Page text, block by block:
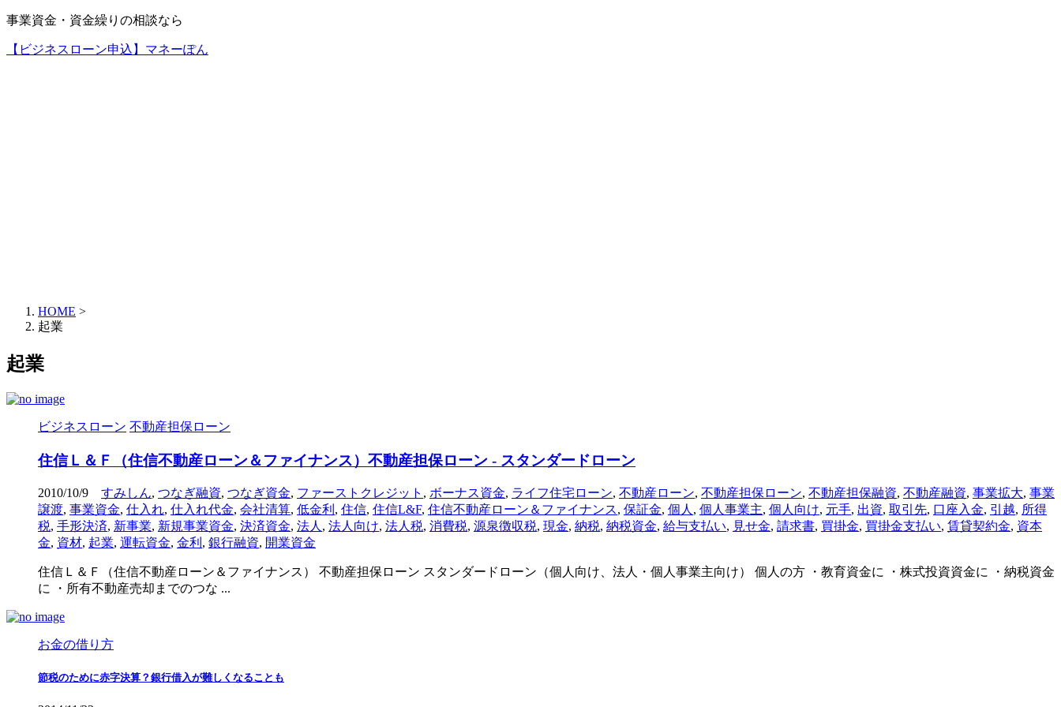
事業資金・資金繰りの相談なら
【ビジネスローン申込】マネーぽん
HOME >
起業
起業
ビジネスローン 不動産担保ローン
住信Ｌ＆Ｆ（住信不動産ローン＆ファイナンス）不動産担保ローン - スタンダードローン
2010/10/9 すみしん, つなぎ融資, つなぎ資金, ファーストクレジット , ボーナス資金, ライフ住宅ローン, 不動産ローン, 不動産担保ローン, 不動産担保融資, 不動産融資, 事業拡大, 事業
譲渡, 事業資金, 仕入れ, 仕入れ代金, 会社清算, 低金利 , 住信, 住信L&F, 住信不動産ローン＆ファイナンス, 保証金, 個人 , 個人事業主, 個人向け, 元手, 出資, 取引先, 口座入金, 引越, 所得
税, 手形決済, 新事業, 新規事業資金, 決済資金, 法人 , 法人向け, 法人税, 消費税, 源泉徴収税, 現金, 納税, 納税資金, 給与支払い, 見せ金, 請求書, 買掛金, 買掛金支払い, 賃貸契約金, 資本
金, 資材, 起業, 運転資金, 金利 , 銀行融資, 開業資金
住信Ｌ＆Ｆ（住信不動産ローン＆ファイナンス） 不動産担保ローン スタンダードローン（個人向け、法人・個人事業主向け） 個人の方 ・教育資金に ・株式投資資金に ・納税資金
に ・所有不動産売却までのつな ...
お金の借り方
節税のために赤字決算？銀行借入が難しくなることも